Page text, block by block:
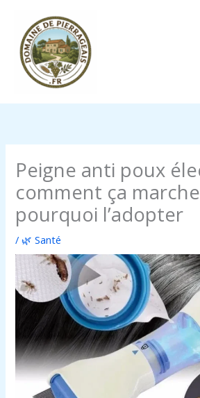
contenu
Peigne anti poux
comment ça
pourquoi l’adopter
/ 🌿 Santé